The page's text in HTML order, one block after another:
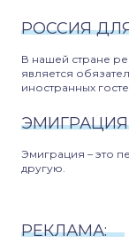
РОССИЯ
В нашей стране
является
иностранных
Эмиграция – это
другую.
РЕКЛАМА: